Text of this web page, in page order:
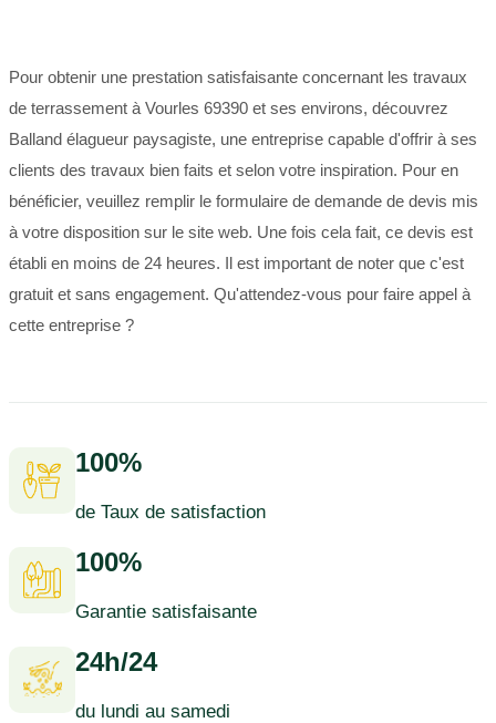
Pour obtenir une prestation satisfaisante concernant les travaux
de terrassement à Vourles 69390 et ses environs, découvrez
Balland élagueur paysagiste, une entreprise capable d'offrir à ses
clients des travaux bien faits et selon votre inspiration. Pour en
bénéficier, veuillez remplir le formulaire de demande de devis mis
à votre disposition sur le site web. Une fois cela fait, ce devis est
établi en moins de 24 heures. Il est important de noter que c'est
gratuit et sans engagement. Qu'attendez-vous pour faire appel à
cette entreprise ?
100%
de Taux de satisfaction
100%
Garantie satisfaisante
24h/24
du lundi au samedi